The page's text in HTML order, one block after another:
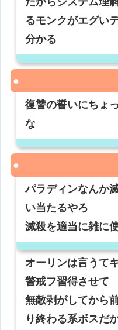
るモンクがエグい
分かる
復讐の誓いにちょ
な
パラディンなんか
い当たるやろ
滅殺を適当に雑に
オーリンは言うて
警戒フ習得させて
無敵剥がしてから
り終わる系ボスだ